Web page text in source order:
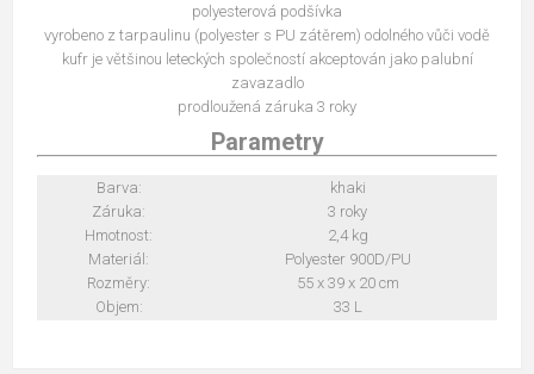
polyesterová podšívka
vyrobeno z tarpaulinu (polyester s PU zátěrem) odolného vůči vodě
kufr je většinou leteckých společností akceptován jako palubní
zavazadlo
prodloužená záruka 3 roky
Parametry
Barva:
khaki
Záruka:
3 roky
Hmotnost:
2,4 kg
Materiál:
Polyester 900D/PU
Rozměry:
55 x 39 x 20 cm
Objem:
33 L